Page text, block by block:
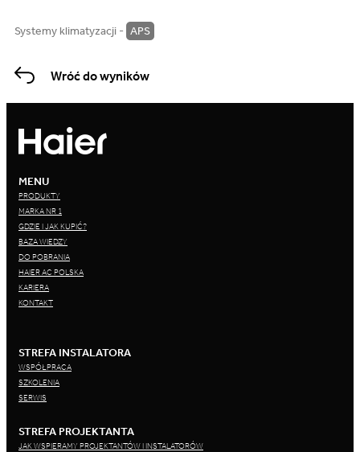
Systemy klimatyzacji - APS
Wróć do wyników
MENU
PRODUKTY
MARKA NR 1
GDZIE I JAK KUPIĆ?
BAZA WIEDZY
DO POBRANIA
HAIER AC POLSKA
KARIERA
KONTAKT
STREFA INSTALATORA
WSPÓŁPRACA
SZKOLENIA
SERWIS
STREFA PROJEKTANTA
JAK WSPIERAMY PROJEKTANTÓW I INSTALATORÓW